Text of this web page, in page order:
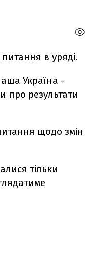
в уряді.
Україна -
результати
щодо змін
тільки